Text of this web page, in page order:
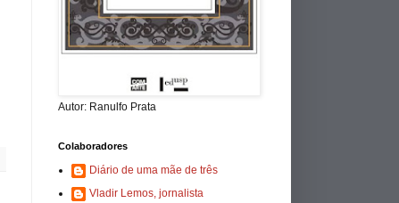
Autor: Ranulfo Prata
Colaboradores
Diário de uma mãe de três
Vladir Lemos, jornalista